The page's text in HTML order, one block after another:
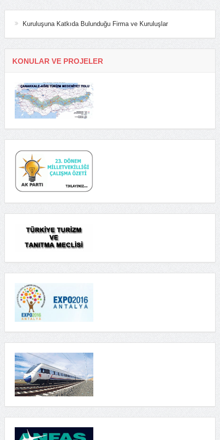
Kuruluşuna Katkıda Bulunduğu Firma ve Kuruluşlar
KONULAR VE PROJELER